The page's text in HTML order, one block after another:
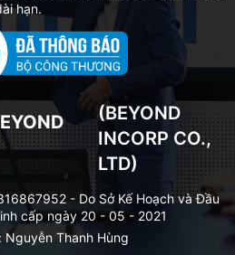
hạn.
(BEYOND
INCORP CO.,
LTD)
- Do Sở Kế Hoạch và Đầu
cấp ngày 20 - 05 - 2021
Thanh Hùng